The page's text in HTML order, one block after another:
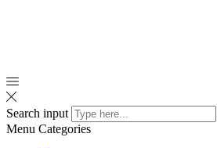
Search input
Menu Categories